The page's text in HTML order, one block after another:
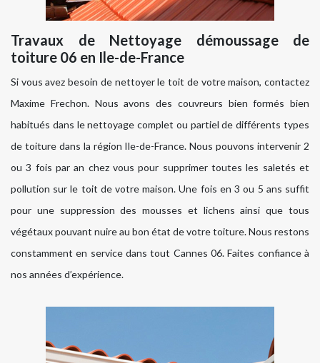
Travaux de Nettoyage démoussage de
toiture 06 en Ile-de-France
Si vous avez besoin de nettoyer le toit de votre maison, contactez
Maxime Frechon. Nous avons des couvreurs bien formés bien
habitués dans le nettoyage complet ou partiel de différents types
de toiture dans la région Ile-de-France. Nous pouvons intervenir 2
ou 3 fois par an chez vous pour supprimer toutes les saletés et
pollution sur le toit de votre maison. Une fois en 3 ou 5 ans suffit
pour une suppression des mousses et lichens ainsi que tous
végétaux pouvant nuire au bon état de votre toiture. Nous restons
constamment en service dans tout Cannes 06. Faites confiance à
nos années d’expérience.